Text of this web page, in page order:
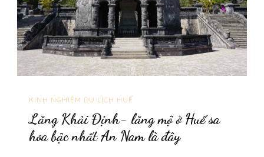
KINH NGHIỆM DU LỊCH HUẾ
Lăng Khải Định- lăng mộ ở Huế sa
hoa bậc nhất An Nam là đây